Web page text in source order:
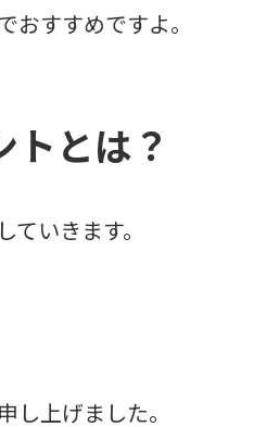
おすすめですよ。
とは？
いきます。
し上げました。